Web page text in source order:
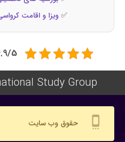
✅ویزا و اقامت
4.9/5 - (102
Study Group
settings_cell حقوق وب سایت